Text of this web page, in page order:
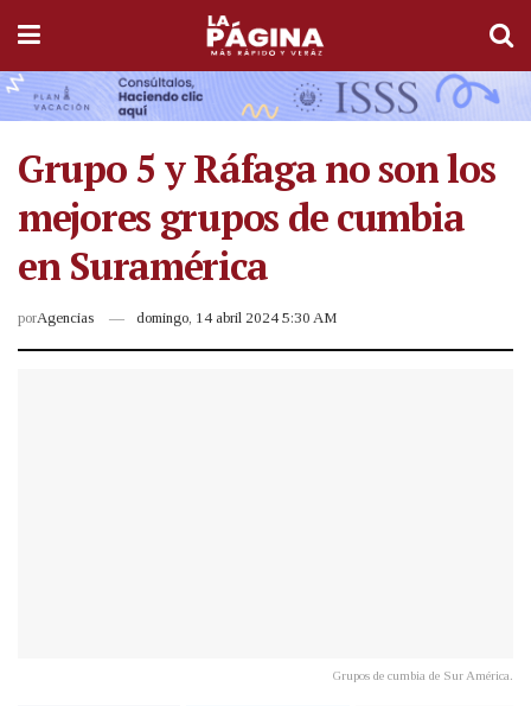
Grupo 5 y Ráfaga no son los
mejores grupos de cumbia
en Suramérica
porAgencias domingo, 14 abril 2024 5:30 AM
Grupos de cumbia de Sur América.